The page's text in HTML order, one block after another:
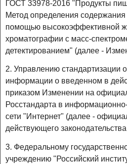
ГОСТ 33978-2016 "Продукты
Метод определения содержания
помощью высокоэффективной
хроматографии с масс-
детектированием" (далее -
2. Управлению стандартизации
информации о введенном в
приказом Изменении на
Росстандарта в
сети "Интернет" (далее -
действующего
3. Федеральному
учреждению "Российский